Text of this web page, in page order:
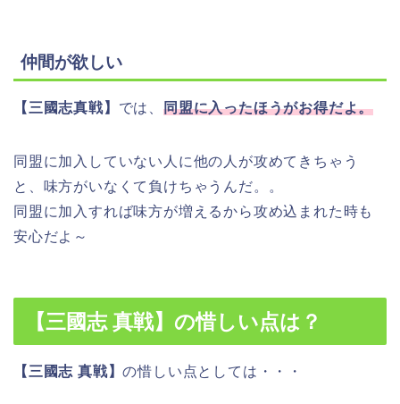
仲間が欲しい
【三國志真戦】 では、同盟に入ったほうがお得だよ。
同盟に加入していない人に他の人が攻めてきちゃう
と、味方がいなくて負けちゃうんだ。。
同盟に加入すれば味方が増えるから攻め込まれた時も
安心だよ～
【三國志 真戦】の惜しい点は？
【三國志 真戦】の惜しい点としては・・・